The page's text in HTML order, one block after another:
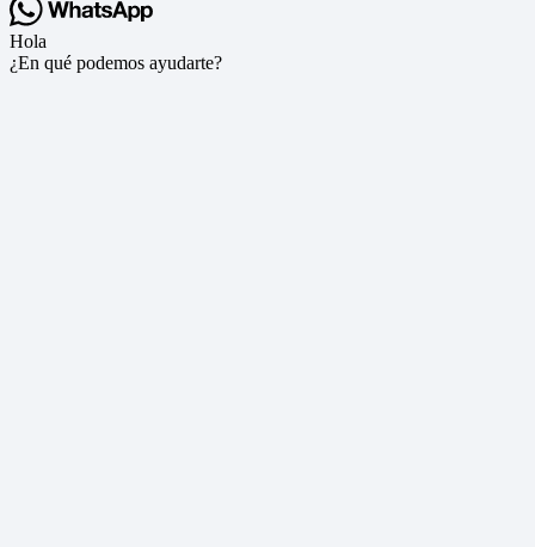
Hola
¿En qué podemos ayudarte?